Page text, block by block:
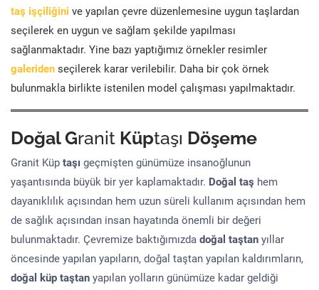
taş işçiliğini ve yapılan çevre düzenlemesine uygun taşlardan
seçilerek en uygun ve sağlam şekilde yapılması
sağlanmaktadır. Yine bazı yaptığımız örnekler resimler
galeriden seçilerek karar verilebilir. Daha bir çok örnek
bulunmakla birlikte istenilen model çalışması yapılmaktadır.
Doğal Granit Küptaşı Döşeme
Granit Küp taşı geçmişten günümüze insanoğlunun
yaşantısında büyük bir yer kaplamaktadır. Doğal taş hem
dayanıklılık açısından hem uzun süreli kullanım açısından hem
de sağlık açısından insan hayatında önemli bir değeri
bulunmaktadır. Çevremize baktığımızda doğal taştan yıllar
öncesinde yapılan yapıların, doğal taştan yapılan kaldırımların,
doğal küp taştan yapılan yolların günümüze kadar geldiği